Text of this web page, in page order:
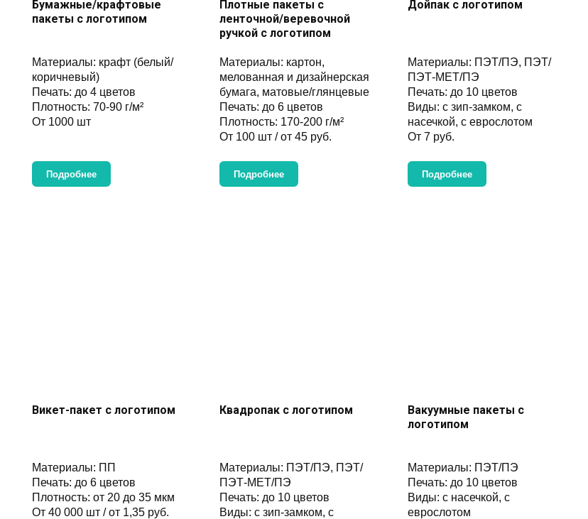
Бумажные/крафтовые
пакеты с логотипом
Материалы: крафт (белый/
коричневый)
Печать: до 4 цветов
Плотность: 70-90 г/м²
От 1000 шт
Подробнее
Плотные пакеты с
ленточной/веревочной
ручкой с логотипом
Материалы: картон,
мелованная и дизайнерская
бумага, матовые/глянцевые
Печать: до 6 цветов
Плотность: 170-200 г/м²
От 100 шт / от 45 руб.
Подробнее
Дойпак с логотипом
Материалы: ПЭТ/ПЭ, ПЭТ/
ПЭТ-МЕТ/ПЭ
Печать: до 10 цветов
Виды: с зип-замком, с
насечкой, с еврослотом
От 7 руб.
Подробнее
Викет-пакет с логотипом
Материалы: ПП
Печать: до 6 цветов
Плотность: от 20 до 35 мкм
От 40 000 шт / от 1,35 руб.
Квадропак с логотипом
Материалы: ПЭТ/ПЭ, ПЭТ/
ПЭТ-МЕТ/ПЭ
Печать: до 10 цветов
Виды: с зип-замком, с
Вакуумные пакеты с
логотипом
Материалы: ПЭТ/ПЭ
Печать: до 10 цветов
Виды: с насечкой, с
еврослотом